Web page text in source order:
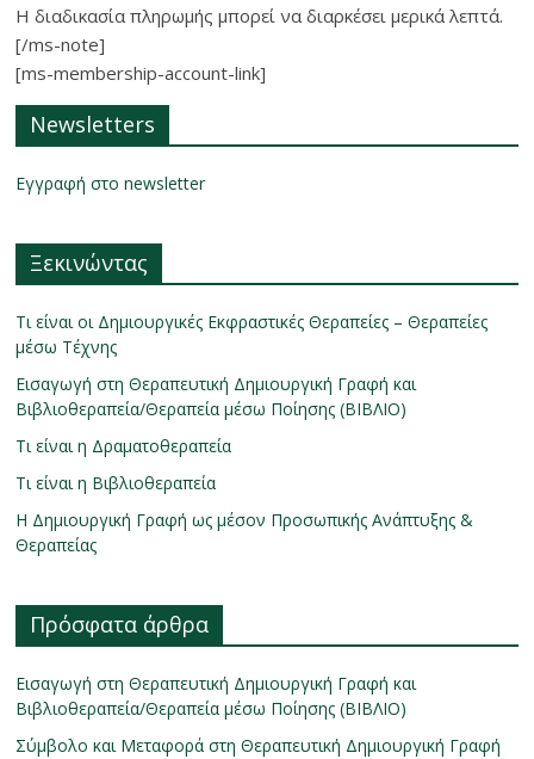
Η διαδικασία πληρωμής μπορεί να διαρκέσει μερικά λεπτά.
[/ms-note]
[ms-membership-account-link]
Newsletters
Εγγραφή στο newsletter
Ξεκινώντας
Τι είναι οι Δημιουργικές Εκφραστικές Θεραπείες – Θεραπείες
μέσω Τέχνης
Εισαγωγή στη Θεραπευτική Δημιουργική Γραφή και
Βιβλιοθεραπεία/Θεραπεία μέσω Ποίησης (ΒΙΒΛΙΟ)
Τι είναι η Δραματοθεραπεία
Τι είναι η Βιβλιοθεραπεία
Η Δημιουργική Γραφή ως μέσον Προσωπικής Ανάπτυξης &
Θεραπείας
Πρόσφατα άρθρα
Εισαγωγή στη Θεραπευτική Δημιουργική Γραφή και
Βιβλιοθεραπεία/Θεραπεία μέσω Ποίησης (ΒΙΒΛΙΟ)
Σύμβολο και Μεταφορά στη Θεραπευτική Δημιουργική Γραφή